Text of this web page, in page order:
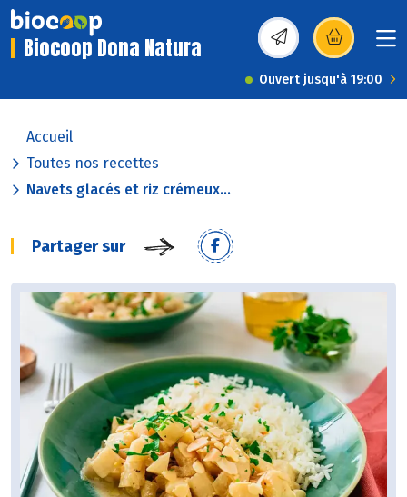
Biocoop Dona Natura (s’ouvre dans une
Ouvert jusqu'à 19:00
Accueil
Toutes nos recettes
Navets glacés et riz crémeux...
Partager sur